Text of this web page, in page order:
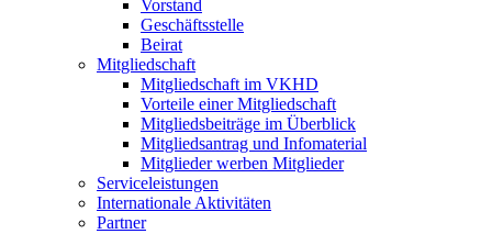
Vorstand
Geschäftsstelle
Beirat
Mitgliedschaft
Mitgliedschaft im VKHD
Vorteile einer Mitgliedschaft
Mitgliedsbeiträge im Überblick
Mitgliedsantrag und Infomaterial
Mitglieder werben Mitglieder
Serviceleistungen
Internationale Aktivitäten
Partner